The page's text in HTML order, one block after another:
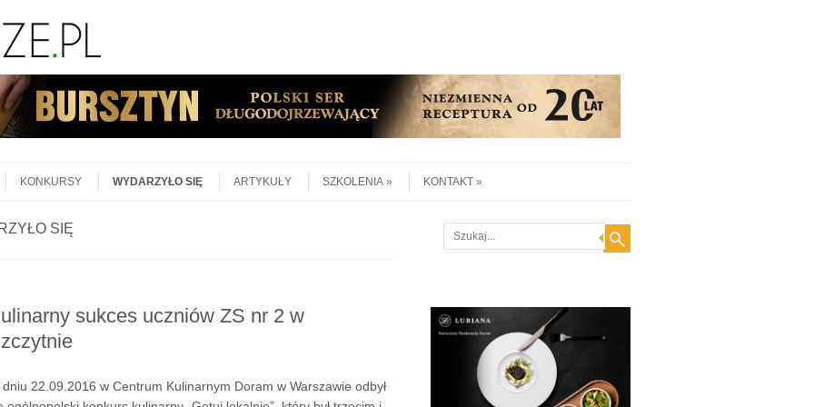
KONKURSY WYDARZYŁO SIĘ ARTYKUŁY SZKOLENIA KONTAKT
SIĘ
sukces uczniów ZS nr 2 w
dniu 22.09.2016 w Centrum Kulinarnym Doram w Warszawie odbył
Search